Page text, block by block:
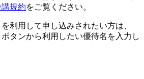
講規約をご覧ください。
利用して申し込みされたい方は、
ボタンから利用したい優待名を入力し